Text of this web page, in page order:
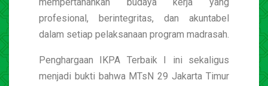
profesional, berintegritas, dan akuntabel
dalam setiap pelaksanaan program madrasah.
Penghargaan IKPA Terbaik I ini sekaligus
menjadi bukti bahwa MTsN 29 Jakarta Timur